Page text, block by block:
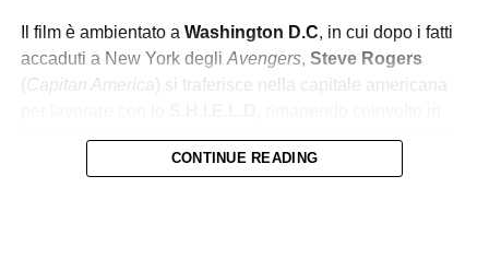
Il film è ambientato a Washington D.C, in cui dopo i fatti
accaduti a New York degliAvengers, Steve Rogers
(Capitan America) si traferisce nella capitale americana
diversi intrighi. Durante gli eventi, notiamo come Rogers
adattarsi al mondo moderno, cambiato sia
CONTINUE READING